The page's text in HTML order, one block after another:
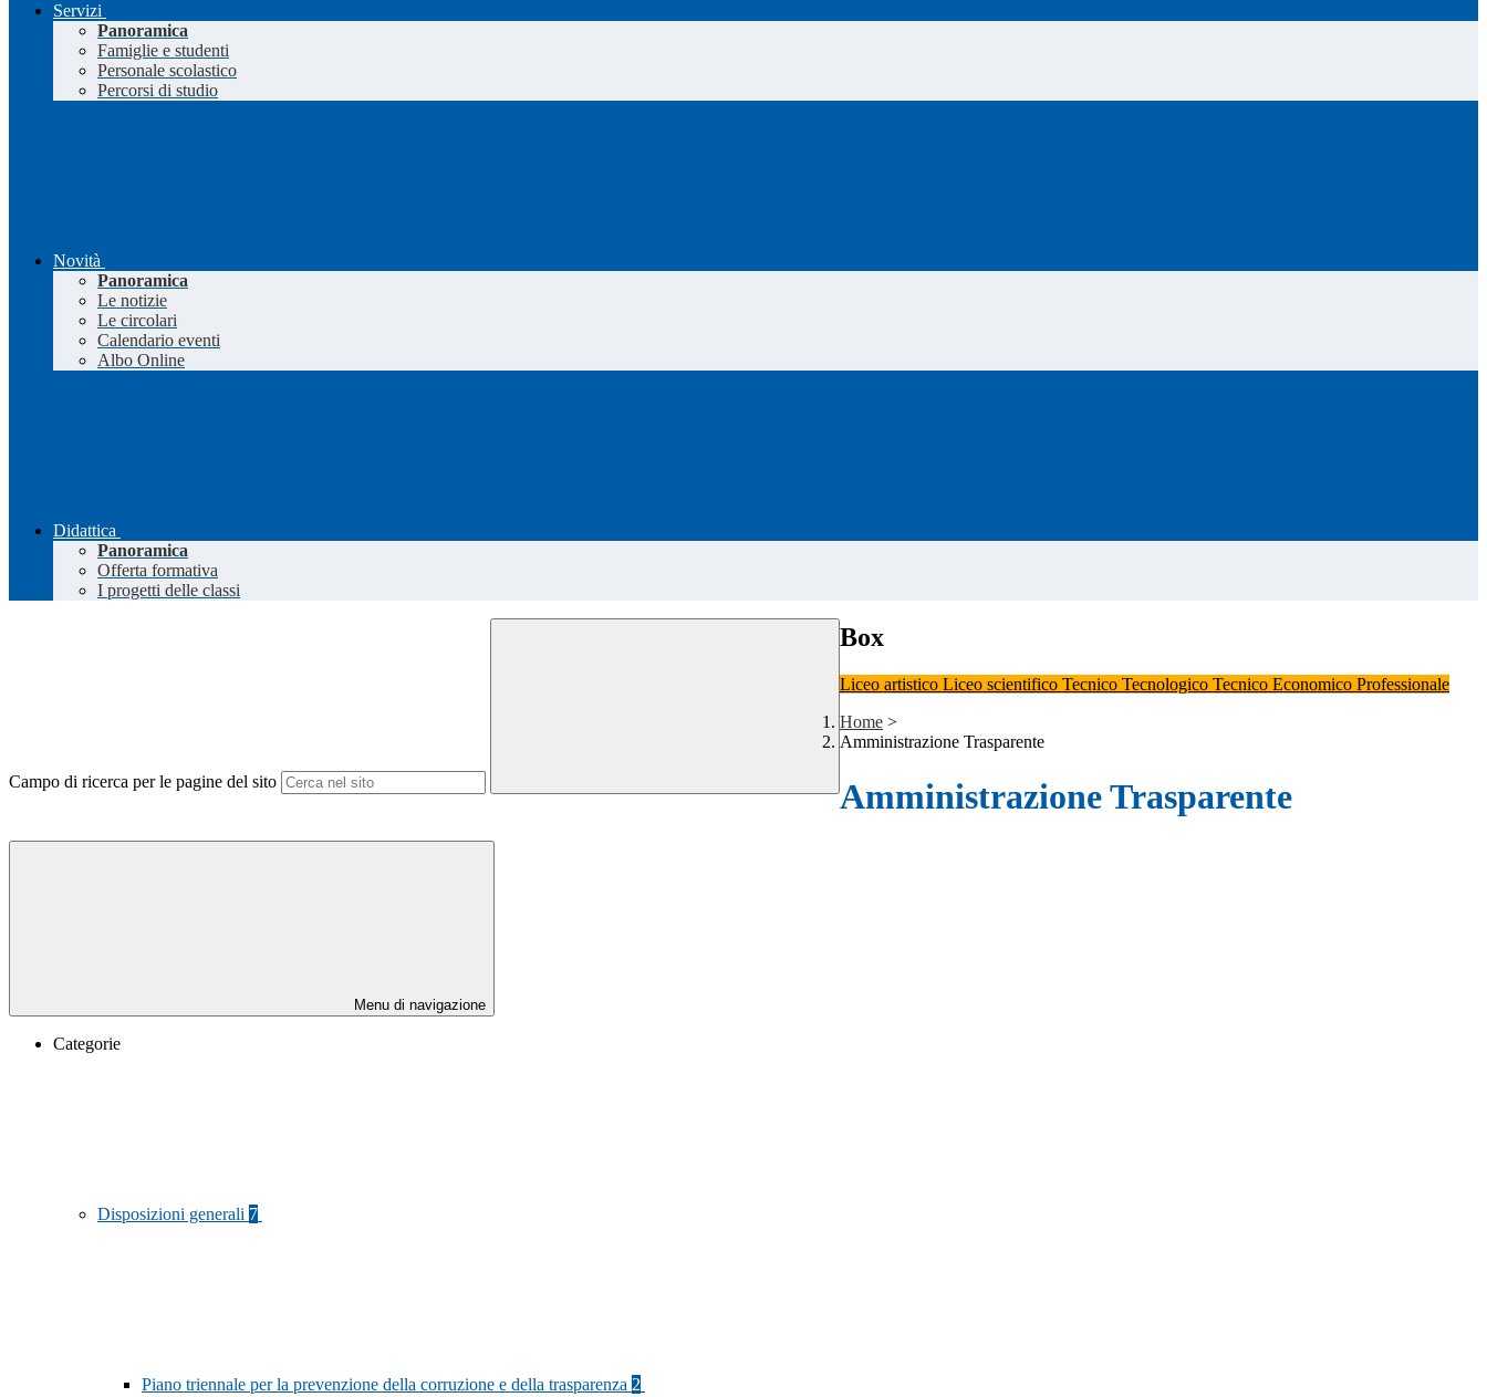
Servizi
Panoramica
Famiglie e studenti
Personale scolastico
Percorsi di studio
Novità
Panoramica
Le notizie
Le circolari
Calendario eventi
Albo Online
Didattica
Panoramica
Offerta formativa
I progetti delle classi
Campo di ricerca per le pagine del sito
Box
Liceo artistico Liceo scientifico Tecnico Tecnologico Tecnico Economico Professionale
Home >
Amministrazione Trasparente
Amministrazione Trasparente
Menu di navigazione
Categorie
Disposizioni generali 7
Piano triennale per la prevenzione della corruzione e della trasparenza 2